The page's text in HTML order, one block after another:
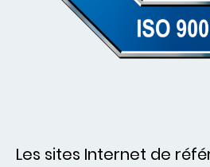
Les sites Internet de